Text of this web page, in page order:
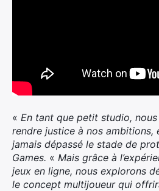
« En tant que petit studio, nous
rendre justice à nos ambitions,
jamais dépassé le stade de
Games. « Mais grâce à
jeux en ligne, nous explorons
le concept multijoueur qui